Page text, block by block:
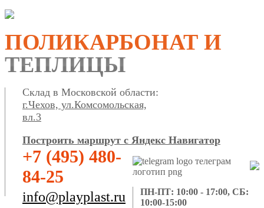
ПОЛИКАРБОНАТ И
ТЕПЛИЦЫ
Склад в Московской области:
г.Чехов, ул.Комсомольская,
вл.3
Построить маршрут с Яндекс Навигатор
+7 (495) 480-
84-25
info@playplast.ru
ПН-ПТ: 10:00 - 17:00, СБ:
10:00-15:00